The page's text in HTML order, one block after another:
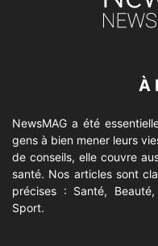
À
NewsMAG a été
gens à bien mener leurs
de conseils, elle couvre
santé. Nos articles sont
précises : Santé,
Sport.